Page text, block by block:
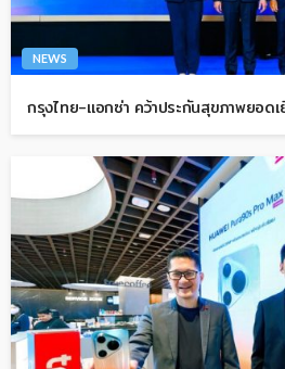
NEWS
กรุงไทย-แอกซ่า คว้าประกันสุขภาพยอด